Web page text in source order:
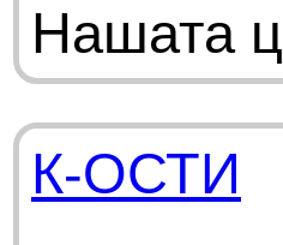
Нашата
К-ОСТИ